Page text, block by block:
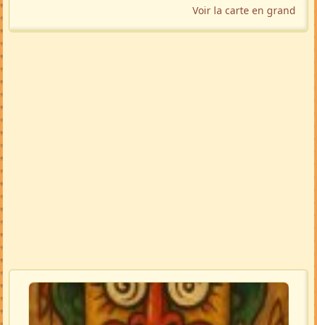
Voir la carte en grand